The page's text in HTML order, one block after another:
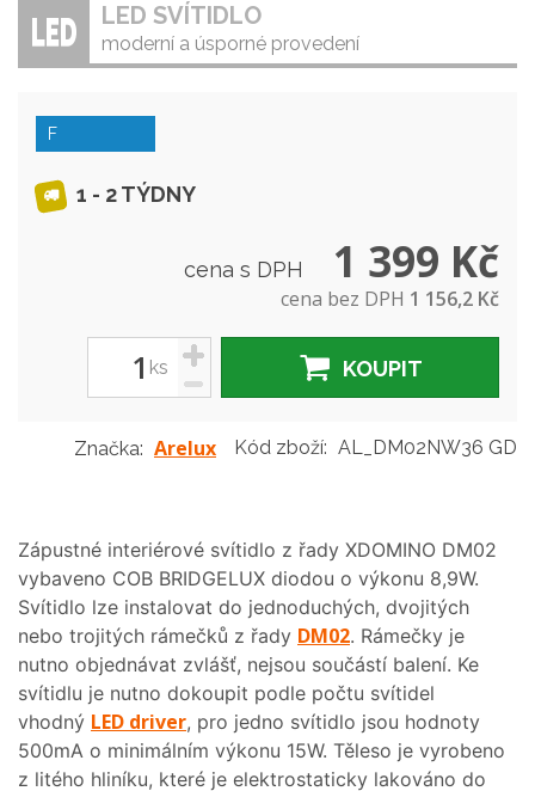
LED SVÍTIDLO
moderní a úsporné provedení
F
1 - 2 TÝDNY
cena s DPH 1 399 Kč
cena bez DPH 1 156,2 Kč
ks
+
-
KOUPIT
Značka: Arelux Kód zboží: AL_DM02NW36 GD
Zápustné interiérové svítidlo z řady XDOMINO DM02
vybaveno COB BRIDGELUX diodou o výkonu 8,9W.
Svítidlo lze instalovat do jednoduchých, dvojitých
nebo trojitých rámečků z řady DM02. Rámečky je
nutno objednávat zvlášť, nejsou součástí balení. Ke
svítidlu je nutno dokoupit podle počtu svítidel
vhodný LED driver, pro jedno svítidlo jsou hodnoty
500mA o minimálním výkonu 15W. Těleso je vyrobeno
z litého hliníku, které je elektrostaticky lakováno do